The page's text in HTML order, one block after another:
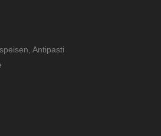
Antipasti